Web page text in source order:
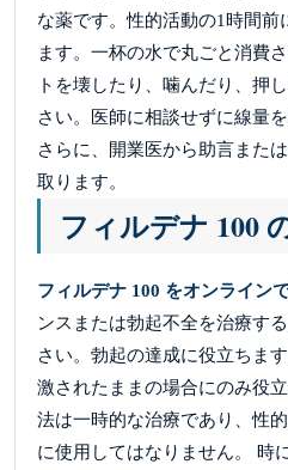
な薬です。性的活動の1時間前
ます。一杯の水で丸ごと消費
トを壊したり、噛んだり、押
さい。医師に相談せずに線量
さらに、開業医から助言また
取ります。
フィルデナ 100
フィルデナ 100 をオンライン
ンスまたは勃起不全を治療す
さい。勃起の達成に役立ちま
激されたままの場合にのみ役
法は一時的な治療であり、性
に使用してはなりません。 時